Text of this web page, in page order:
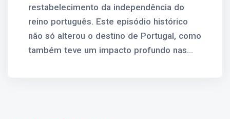
restabelecimento da independência do
reino português. Este episódio histórico
não só alterou o destino de Portugal, como
também teve um impacto profundo nas...